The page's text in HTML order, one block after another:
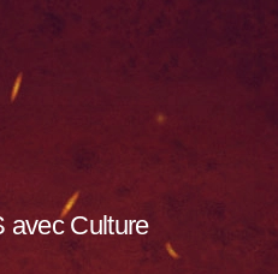
avec Culture